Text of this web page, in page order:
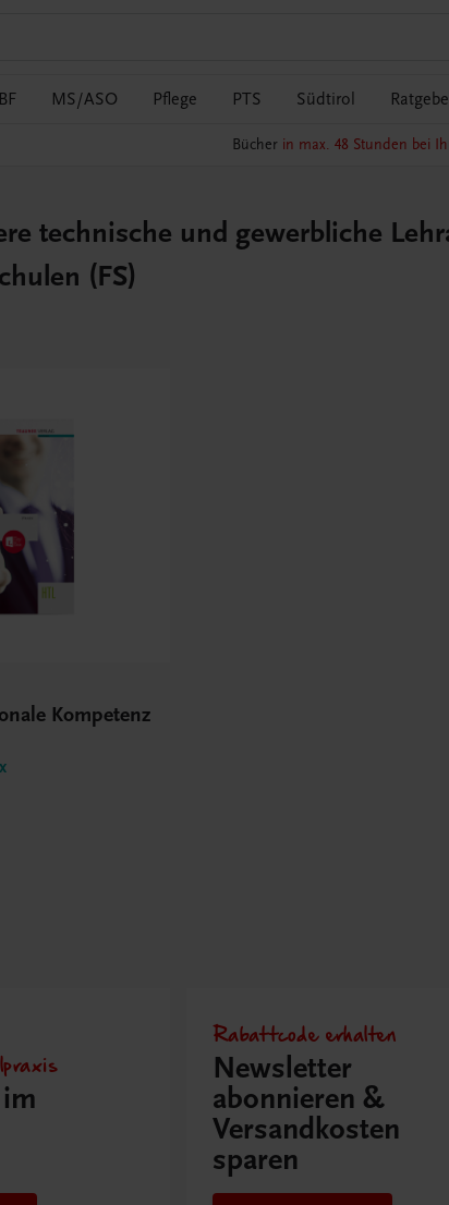
MS/ASO Pflege PTS Südtirol
Bücher in max. 48 Stunden bei
technische und gewerbliche
(FS)
Kompetenz
Rabattcode erhalten
Newsletter
abonnieren &
Versandkosten
sparen